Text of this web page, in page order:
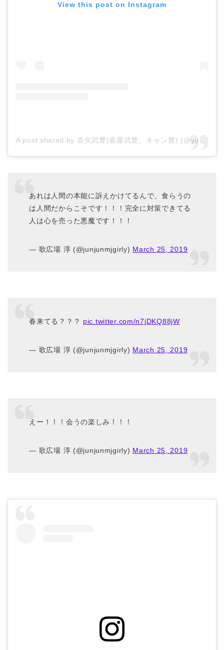
View this post on Instagram
あれは人間の本能に訴えかけてるんで、食らうの
は人間だからこそです！！！完全に対策できてる
人は心を売った悪魔です！！！
— 歌広場 淳 (@junjunmjgirly) March 25, 2019
春来てる？？？ pic.twitter.com/n7jDKQ88jW
— 歌広場 淳 (@junjunmjgirly) March 25, 2019
えー！！！会うの楽しみ！！！
— 歌広場 淳 (@junjunmjgirly) March 25, 2019